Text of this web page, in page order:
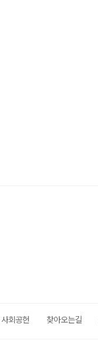
사회공헌 찾아오는길